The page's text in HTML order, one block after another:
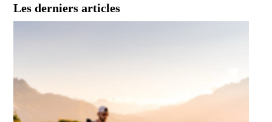
Les derniers articles